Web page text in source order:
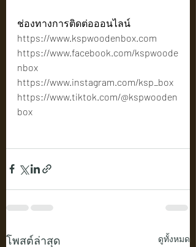
ช่องทางการติดต่อออนไลน์
https://www.kspwoodenbox.com
https://www.facebook.com/kspwoode
nbox
https://www.instagram.com/ksp_box
https://www.tiktok.com/@kspwooden
box
โพสต์ล่าสุด ดูทั้งหมด